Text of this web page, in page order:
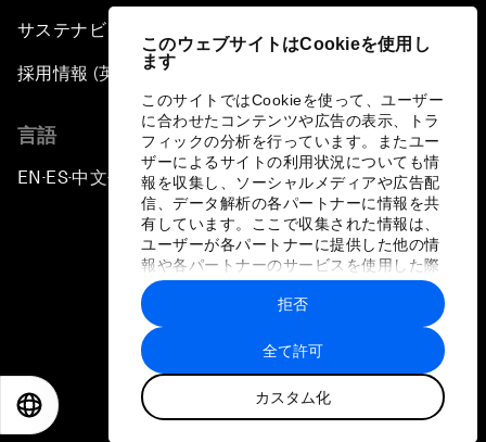
このウェブサイトはCookieを使用し
ます
このサイトではCookieを使って、ユーザー
に合わせたコンテンツや広告の表示、トラ
フィックの分析を行っています。またユー
ザーによるサイトの利用状況についても情
報を収集し、ソーシャルメディアや広告配
信、データ解析の各パートナーに情報を共
有しています。ここで収集された情報は、
ユーザーが各パートナーに提供した他の情
報や各パートナーのサービスを使用した際
に収集された情報と組み合わされ、各パー
トナーによって使用されることがありま
す。
全て許可
カスタム化
拒否
サステナビリティへの取り組み
採用情報 (英語のみ)
言語
EN ▪ES▪中文▪ 日本語
プライバシーポリシーと利用規約
サイトマップ
©
世界経済フォーラム